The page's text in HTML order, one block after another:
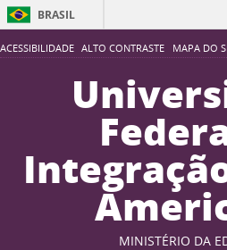
ACESSIBILIDADE ALTO CONTRASTE MAPA DO
BRASIL
MINISTÉRIO DA